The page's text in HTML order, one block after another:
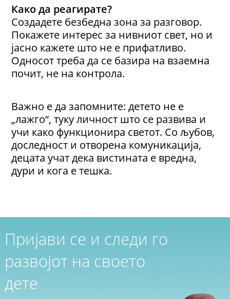
Како да реагирате?
Создадете безбедна зона за разговор.
Покажете интерес за нивниот свет, но и
јасно кажете што не е прифатливо.
Односот треба да се базира на взаемна
почит, не на контрола.
Важно е да запомните: детето не е
„лажго“, туку личност што се развива и
учи како функционира светот. Со љубов,
доследност и отворена комуникација,
децата учат дека вистината е вредна,
дури и кога е тешка.
Пријави се и следи го
развојот на своето
дете